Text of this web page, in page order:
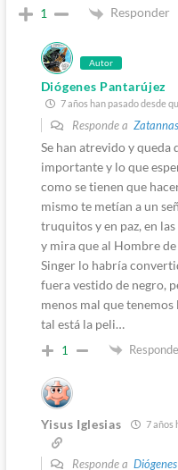
1 Responder
Autor
Diógenes Pantarújez
7 años han pasado desde
Responde a
Se han atrevido y queda
importante y lo que
como se tienen que
mismo te metían a un
truquitos y en paz, en
y mira que al Hombre
Singer lo habría
fuera vestido de negro,
menos mal que
tal está la peli…
1
Yisus Iglesias 7 años
Responde a